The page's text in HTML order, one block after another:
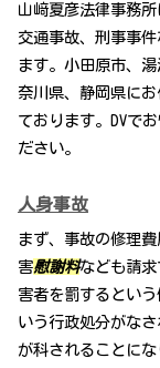
山﨑夏彦法律事務所
交通事故、刑事事
ます。小田原市、
奈川県、静岡県に
ております。DVで
ださい。
人身事故
まず、事故の修理
害慰謝料なども請
害者を罰するとい
いう行政処分がな
が科されることに